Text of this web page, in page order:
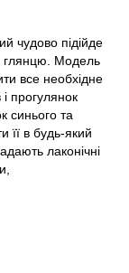
чудово підійде
глянцю. Модель
все необхідне
прогулянок
синього та
її в будь-який
лаконічні